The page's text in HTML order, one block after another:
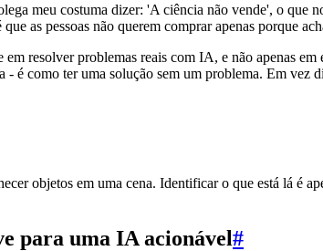
meu costuma dizer: 'A ciência não vende', o que
as pessoas não querem comprar apenas porque
resolver problemas reais com IA, e não apenas
é como ter uma solução sem um problema. Em vez
objetos em uma cena. Identificar o que está lá é
para uma IA acionável#